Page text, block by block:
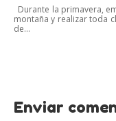
Durante la primavera,
montaña y realizar toda
de...
Enviar